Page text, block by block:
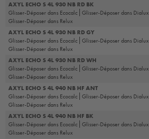
AXYL ECHO S 4L 930 NB RD BK
Glisser-Déposer dans Ecocalc Glisser-Déposer dans Dialux
Glisser-Déposer dans Relux
AXYL ECHO S 4L 930 NB RD GY
Glisser-Déposer dans Ecocalc Glisser-Déposer dans Dialux
Glisser-Déposer dans Relux
AXYL ECHO S 4L 930 NB RD WH
Glisser-Déposer dans Ecocalc Glisser-Déposer dans Dialux
Glisser-Déposer dans Relux
AXYL ECHO S 4L 940 NB HF ANT
Glisser-Déposer dans Ecocalc Glisser-Déposer dans Dialux
Glisser-Déposer dans Relux
AXYL ECHO S 4L 940 NB HF BK
Glisser-Déposer dans Ecocalc Glisser-Déposer dans Dialux
Glisser-Déposer dans Relux